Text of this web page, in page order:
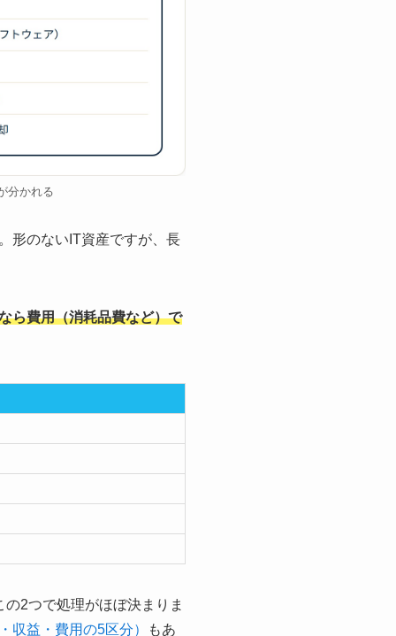
分かれる
形のないIT資産ですが、長
ら費用（消耗品費など）で
の2つで処理がほぼ決まりま
収益・費用の5区分）
もあ